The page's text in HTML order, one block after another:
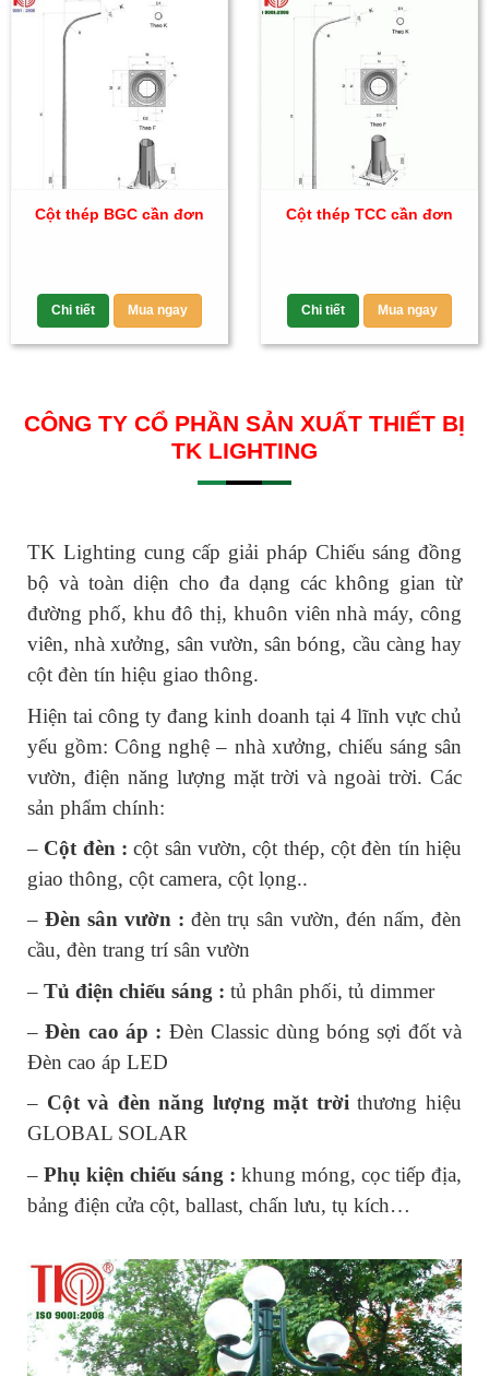
Cột thép BGC cần đơn
Chi tiết Mua ngay
Cột thép TCC cần đơn
Chi tiết Mua ngay
CÔNG TY CỔ PHẦN SẢN XUẤT THIẾT BỊ
TK LIGHTING
TK Lighting cung cấp giải pháp Chiếu sáng đồng
bộ và toàn diện cho đa dạng các không gian từ
đường phố, khu đô thị, khuôn viên nhà máy, công
viên, nhà xưởng, sân vườn, sân bóng, cầu càng hay
cột đèn tín hiệu giao thông.
Hiện tai công ty đang kinh doanh tại 4 lĩnh vực chủ
yếu gồm: Công nghệ – nhà xưởng, chiếu sáng sân
vườn, điện năng lượng mặt trời và ngoài trời. Các
sản phẩm chính:
– Cột đèn : cột sân vườn, cột thép, cột đèn tín hiệu
giao thông, cột camera, cột lọng..
– Đèn sân vườn : đèn trụ sân vườn, đén nấm, đèn
cầu, đèn trang trí sân vườn
– Tủ điện chiếu sáng : tủ phân phối, tủ dimmer
– Đèn cao áp : Đèn Classic dùng bóng sợi đốt và
Đèn cao áp LED
– Cột và đèn năng lượng mặt trời thương hiệu
GLOBAL SOLAR
– Phụ kiện chiếu sáng : khung móng, cọc tiếp địa,
bảng điện cửa cột, ballast, chấn lưu, tụ kích…